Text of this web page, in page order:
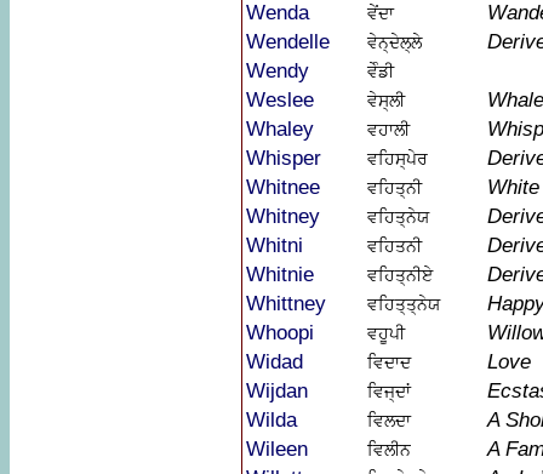
Wenda
ਵੇਂਦਾ
Wendelle
ਵੇਨ੍ਦੇਲ੍ਲੇ
Wendy
ਵੇੰਡੀ
Weslee ਵੇਸ੍ਲੀ
Whaley
ਵਹਾਲੀ
Whisper
ਵਹਿਸ੍ਪੇਰ
Whitnee
ਵਹਿਤ੍ਨੀ
Whitney
ਵਹਿਤ੍ਨੇਯ
Whitni
ਵਹਿਤਨੀ
Whitnie
ਵਹਿਤ੍ਨੀਏ
Whittney
ਵਹਿਤ੍ਤ੍ਨੇਯ
Whoopi
ਵਹੂਪੀ
Widad
ਵਿਦਾਦ
Love
Wijdan
ਵਿਜ੍ਦਾਂ
Wilda
ਵਿਲਦਾ
A
Wileen
ਵਿਲੀਨ
A